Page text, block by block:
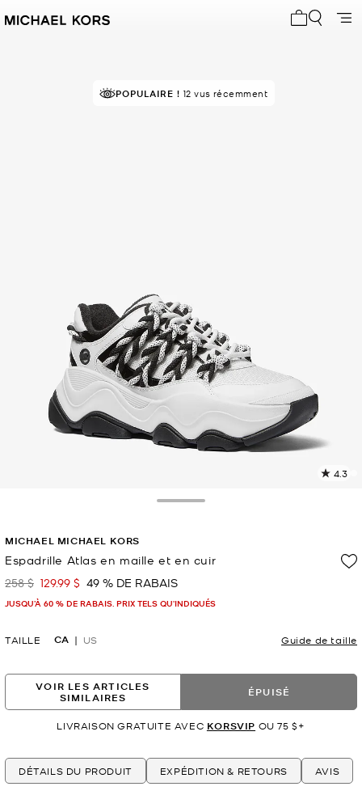
POPULAIRE ! 12 vus récemment
4.3
MICHAEL MICHAEL KORS
Espadrille Atlas en maille et en cuir
était
258 $ maintenant
129.99 $ 49 % DE RABAIS
JUSQU’À 60 % DE RABAIS. PRIX TELS QU'INDIQUÉS
TAILLE CA US Guide de taille
VOIR LES ARTICLES
SIMILAIRES
ÉPUISÉ
LIVRAISON GRATUITE AVEC KORSVIP OU 75 $+
DÉTAILS DU PRODUIT EXPÉDITION & RETOURS AVIS